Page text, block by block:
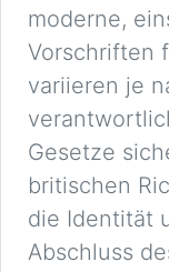
moderne,
Vorschriften
variieren je
Gesetze
britischen
die Identität
Abschluss